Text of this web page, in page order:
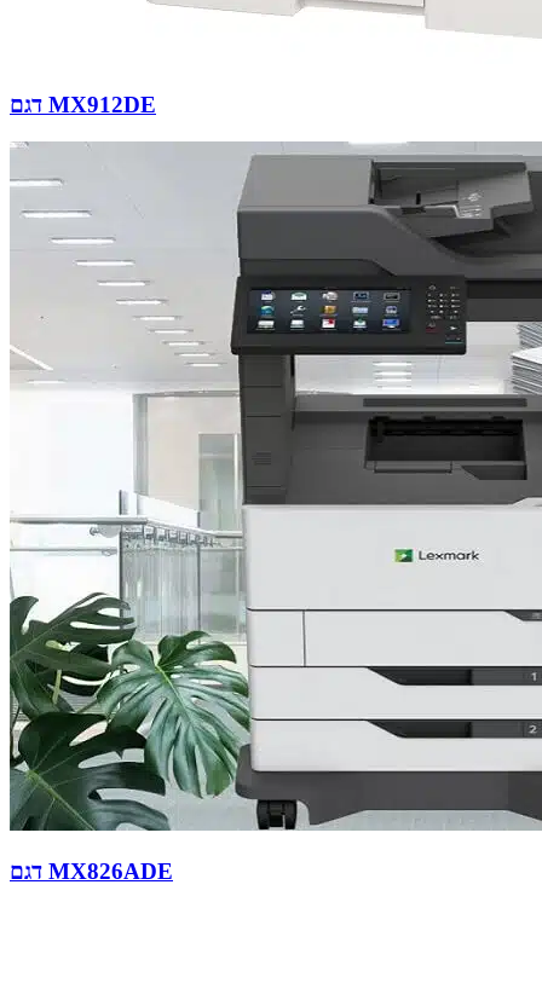
דגם MX912DE
דגם MX826ADE